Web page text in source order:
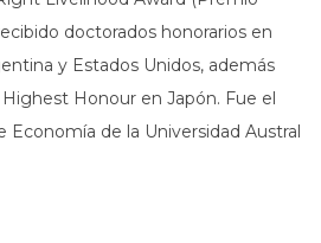
doctorados honorarios en
y Estados Unidos, además
Honour en Japón. Fue el
de la Universidad Austral